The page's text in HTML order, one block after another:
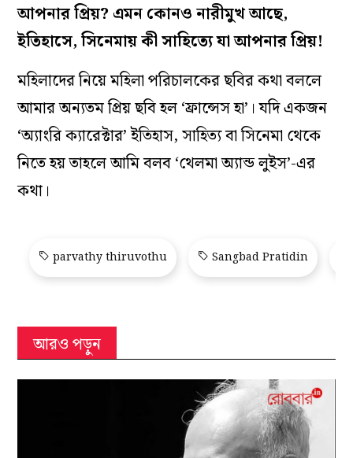
আপনার প্রিয়? এমন কোনও নারীমুখ আছে,
ইতিহাসে, সিনেমায় কী সাহিত‌্যে যা আপনার প্রিয়!
মহিলাদের নিয়ে মহিলা পরিচালকের ছবির কথা বললে
আমার অন‌্যতম প্রিয় ছবি হল ‘ফ্রান্সেস হা’। যদি একজন
‘অ‌্যাংরি ক‌্যারেক্টার’ ইতিহাস, সাহিত‌্য বা সিনেমা থেকে
নিতে হয় তাহলে আমি বলব ‘থেলমা অ‌্যান্ড লুইস’-এর
কথা।
parvathy thiruvothu Sangbad Pratidin
আরও পড়ুন